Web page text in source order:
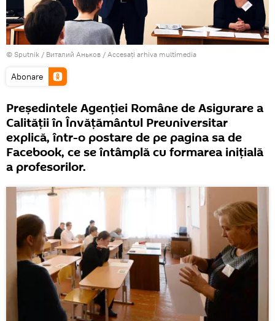
© Sputnik / Виталий Аньков / Accesați arhiva multimedia
Abonare
Președintele Agenției Române de Asigurare a
Calității în Învățământul Preuniversitar
explică, într-o postare de pe pagina sa de
Facebook, ce se întâmplă cu formarea inițială
a profesorilor.